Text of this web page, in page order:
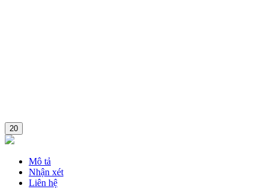
20
Mô tả
Nhận xét
Liên hệ